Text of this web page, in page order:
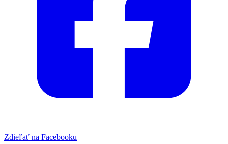
Zdieľať na Facebooku